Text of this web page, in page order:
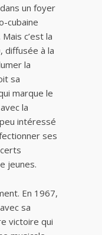
un foyer
cubaine
c’est la
diffusée à la
la
sa
marque le
la
intéressé
ses
jeunes.
En 1967,
sa
victoire qui